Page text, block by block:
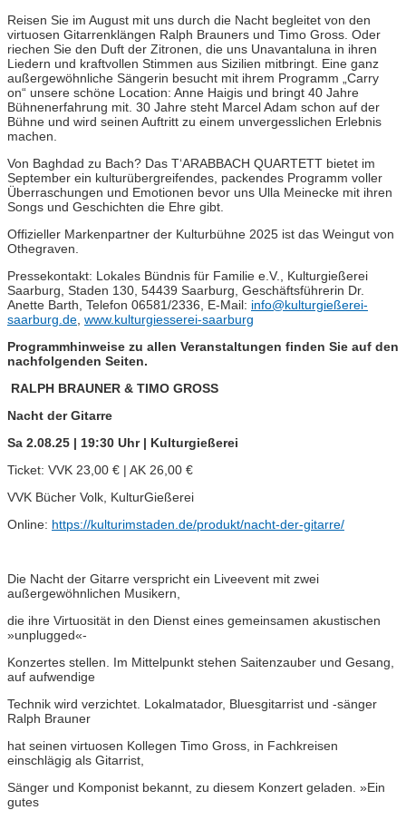
Reisen Sie im August mit uns durch die Nacht begleitet von den
virtuosen Gitarrenklängen Ralph Brauners und Timo Gross. Oder
riechen Sie den Duft der Zitronen, die uns Unavantaluna in ihren
Liedern und kraftvollen Stimmen aus Sizilien mitbringt. Eine ganz
außergewöhnliche Sängerin besucht mit ihrem Programm „Carry
on“ unsere schöne Location: Anne Haigis und bringt 40 Jahre
Bühnenerfahrung mit. 30 Jahre steht Marcel Adam schon auf der
Bühne und wird seinen Auftritt zu einem unvergesslichen Erlebnis
machen.
Von Baghdad zu Bach? Das T‘ARABBACH QUARTETT bietet im
September ein kulturübergreifendes, packendes Programm voller
Überraschungen und Emotionen bevor uns Ulla Meinecke mit ihren
Songs und Geschichten die Ehre gibt.
Offizieller Markenpartner der Kulturbühne 2025 ist das Weingut von
Othegraven.
Pressekontakt: Lokales Bündnis für Familie e.V., Kulturgießerei
Saarburg, Staden 130, 54439 Saarburg, Geschäftsführerin Dr.
Anette Barth, Telefon 06581/2336, E-Mail: info@kulturgießerei-
saarburg.de www.kulturgiesserei-saarburg
Programmhinweise zu allen Veranstaltungen finden Sie auf den
nachfolgenden Seiten.
RALPH BRAUNER & TIMO GROSS
Nacht der Gitarre
Sa 2.08.25 | 19:30 Uhr | Kulturgießerei
Ticket: VVK 23,00 € | AK 26,00 €
VVK Bücher Volk, KulturGießerei
Online: https://kulturimstaden.de/produkt/nacht-der-gitarre/
Die Nacht der Gitarre verspricht ein Liveevent mit zwei
außergewöhnlichen Musikern,
die ihre Virtuosität in den Dienst eines gemeinsamen akustischen
»unplugged«-
Konzertes stellen. Im Mittelpunkt stehen Saitenzauber und Gesang,
auf aufwendige
Technik wird verzichtet. Lokalmatador, Bluesgitarrist und -sänger
Ralph Brauner
hat seinen virtuosen Kollegen Timo Gross, in Fachkreisen
einschlägig als Gitarrist,
Sänger und Komponist bekannt, zu diesem Konzert geladen. »Ein
gutes